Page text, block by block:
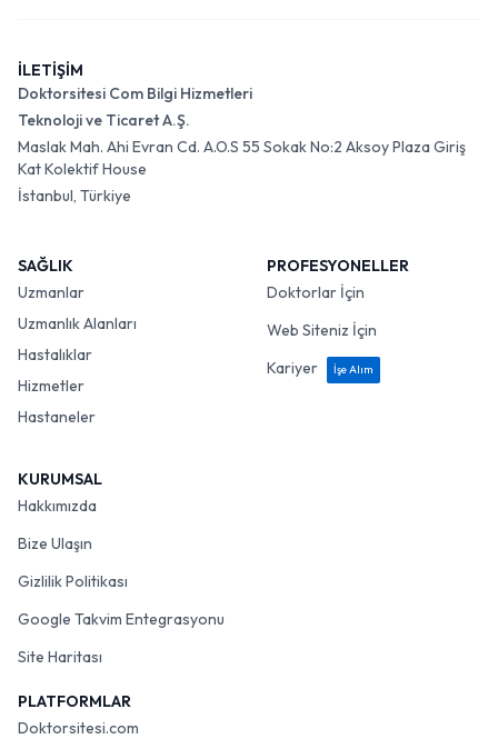
İLETİŞİM
Doktorsitesi Com Bilgi Hizmetleri
Teknoloji ve Ticaret A.Ş.
Maslak Mah. Ahi Evran Cd. A.O.S 55 Sokak No:2 Aksoy Plaza Giriş
Kat Kolektif House
İstanbul, Türkiye
SAĞLIK
Uzmanlar
Uzmanlık Alanları
Hastalıklar
Hizmetler
Hastaneler
PROFESYONELLER
Doktorlar İçin
Web Siteniz İçin
Kariyer
İşe Alım
KURUMSAL
Hakkımızda
Bize Ulaşın
Gizlilik Politikası
Google Takvim Entegrasyonu
Site Haritası
PLATFORMLAR
Doktorsitesi.com